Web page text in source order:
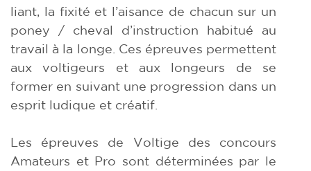
liant, la fixité et l’aisance de chacun sur un
poney / cheval d’instruction habitué au
travail à la longe. Ces épreuves permettent
aux voltigeurs et aux longeurs de se
former en suivant une progression dans un
esprit ludique et créatif.
Les épreuves de Voltige des concours
Amateurs et Pro sont déterminées par le